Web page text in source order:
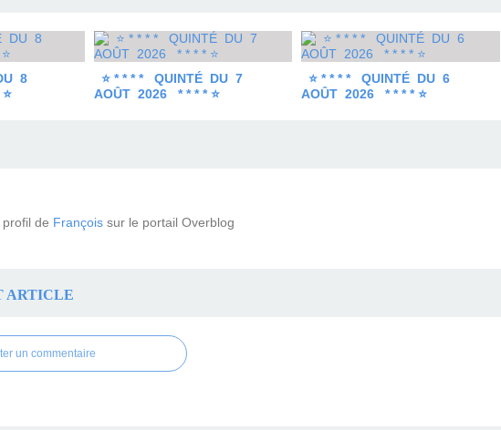
8
⭐ * * * * QUINTÉ DU 7
AOÛT 2026 * * * * ⭐
⭐ * * * * QUINTÉ DU 6
AOÛT 2026 * * * * ⭐
profil de François sur le portail Overblog
ARTICLE
un commentaire